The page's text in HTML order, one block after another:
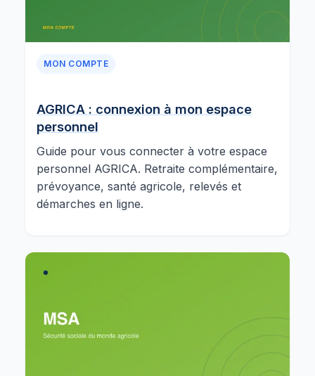
MON COMPTE
AGRICA : connexion à mon espace
personnel
Guide pour vous connecter à votre espace
personnel AGRICA. Retraite complémentaire,
prévoyance, santé agricole, relevés et
démarches en ligne.